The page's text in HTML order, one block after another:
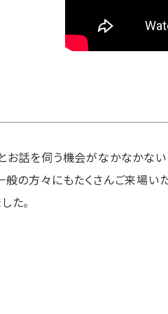
お話を伺う機会がなかなかな
般の方々にもたくさんご来場
た。